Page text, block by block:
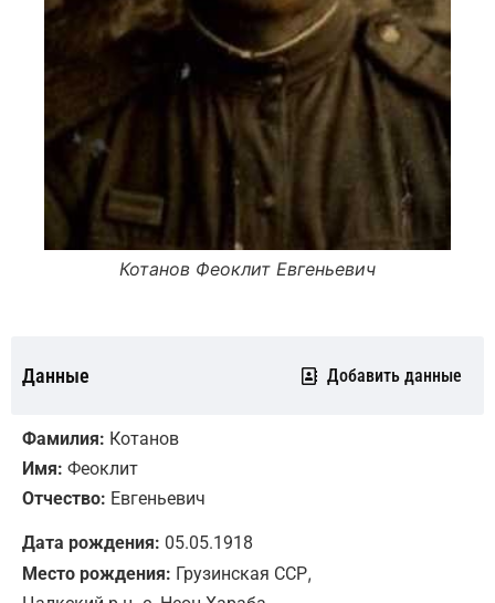
Котанов Феоклит Евгеньевич
Данные Добавить данные
Фамилия: Котанов
Имя: Феоклит
Отчество: Евгеньевич
Дата рождения: 05.05.1918
Место рождения: Грузинская ССР,